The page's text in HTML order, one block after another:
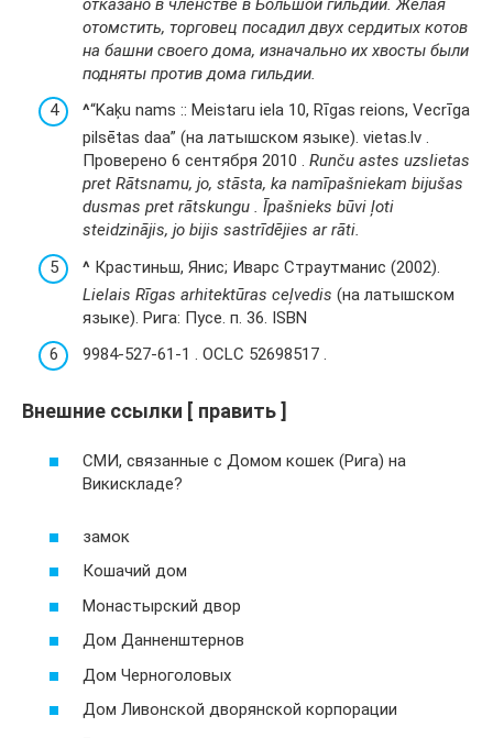
отомстить, торговец посадил двух сердитых котов
на башни своего дома, изначально их хвосты были
подняты против дома гильдии.
^“Kaķu nams :: Meistaru iela 10, Rīgas reions, Vecrīga
pilsētas daa” (на латышском языке). vietas.lv .
Проверено 6 сентября 2010 . Runču astes uzslietas
pret Rātsnamu, jo, stāsta, ka namīpašniekam bijušas
dusmas pret rātskungu . Īpašnieks būvi ļoti
steidzinājis, jo bijis sastrīdējies ar rāti.
^ Крастиньш, Янис; Иварс Страутманис (2002).
Lielais Rīgas arhitektūras ceļvedis (на латышском
языке). Рига: Пусе. п. 36. ISBN
9984-527-61-1 . OCLC 52698517 .
Внешние ссылки [ править ]
СМИ, связанные с Домом кошек (Рига) на
Викискладе?
замок
Кошачий дом
Монастырский двор
Дом Данненштернов
Дом Черноголовых
Дом Ливонской дворянской корпорации